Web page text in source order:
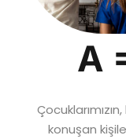
A
konuşan